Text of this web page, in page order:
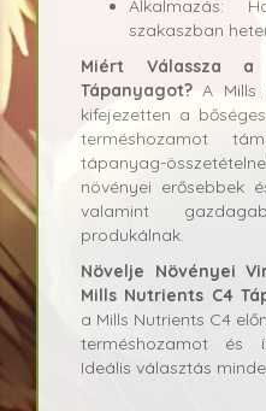
Alkalmazás:
szakaszban
Miért Válassza
Tápanyagot? A Mills
kifejezetten a
terméshozamot
tápanyag-
növényei erősebbek
valamint
produkálnak.
Növelje Növényei
Mills Nutrients C4
a Mills Nutrients C4
terméshozamot és
Ideális választás